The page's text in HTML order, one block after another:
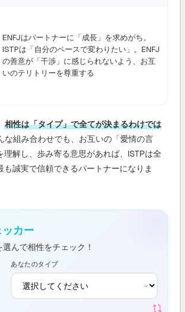
ENFJはパートナーに「成長」を求めがち。
ISTPは「自分のペースで変わりたい」。ENFJ
の善意が「干渉」に感じられないよう、お互
いのテリトリーを尊重する
相性は「タイプ」で全てが決まるわけでは
な組み合わせでも、お互いの「愛情の言
理解し、歩み寄る意思があれば、ISTPは全
も誠実で信頼できるパートナーになりま
カー
んで相性をチェック！
あなたのタイプ